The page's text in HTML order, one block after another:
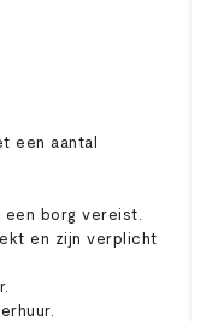
een aantal
borg vereist.
en zijn verplicht